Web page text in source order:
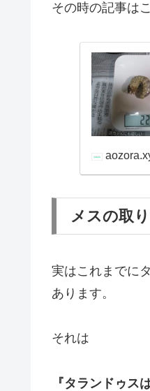
その時の記事は
メスの取
実はこれまでに
あります。
それは
『タランドゥス